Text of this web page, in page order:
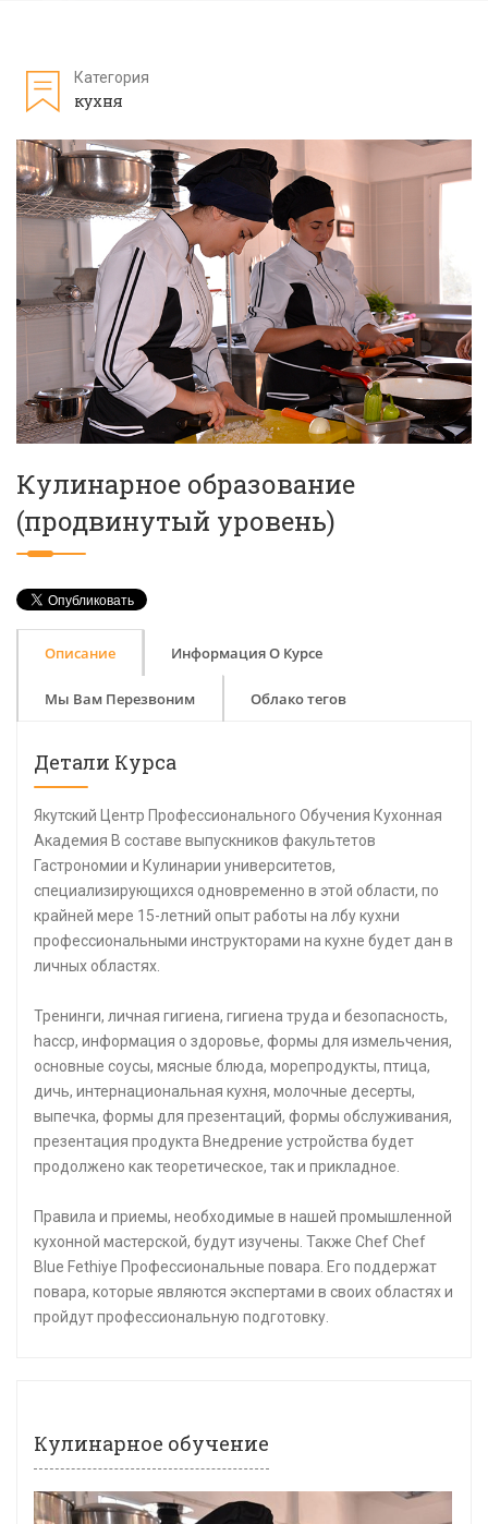
Категория
кухня
Кулинарное образование
(продвинутый уровень)
Описание Информация О Курсе
Мы Вам Перезвоним Облако тегов
Детали Курса
Якутский Центр Профессионального Обучения Кухонная
Академия В составе выпускников факультетов
Гастрономии и Кулинарии университетов,
специализирующихся одновременно в этой области, по
крайней мере 15-летний опыт работы на лбу кухни
профессиональными инструкторами на кухне будет дан в
личных областях.
Тренинги, личная гигиена, гигиена труда и безопасность,
haccp, информация о здоровье, формы для измельчения,
основные соусы, мясные блюда, морепродукты, птица,
дичь, интернациональная кухня, молочные десерты,
выпечка, формы для презентаций, формы обслуживания,
презентация продукта Внедрение устройства будет
продолжено как теоретическое, так и прикладное.
Правила и приемы, необходимые в нашей промышленной
кухонной мастерской, будут изучены. Также Chef Chef
Blue Fethiye Профессиональные повара. Его поддержат
повара, которые являются экспертами в своих областях и
пройдут профессиональную подготовку.
Кулинарное обучение